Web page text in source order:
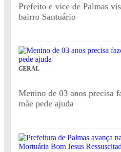
Prefeito e vice de Palmas
bairro Santuário
GERAL
Menino de 03 anos precisa
mãe pede ajuda